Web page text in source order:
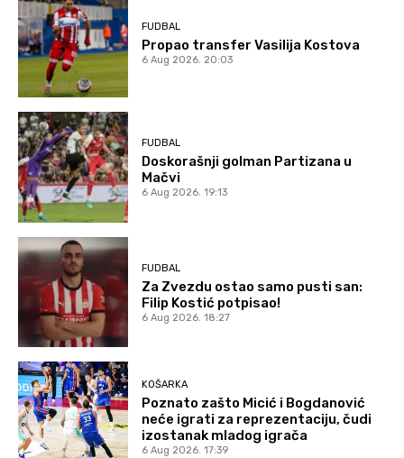
FUDBAL
Propao transfer Vasilija Kostova
6 Aug 2026. 20:03
FUDBAL
Doskorašnji golman Partizana u
Mačvi
6 Aug 2026. 19:13
FUDBAL
Za Zvezdu ostao samo pusti san:
Filip Kostić potpisao!
6 Aug 2026. 18:27
KOŠARKA
Poznato zašto Micić i Bogdanović
neće igrati za reprezentaciju, čudi
izostanak mladog igrača
6 Aug 2026. 17:39